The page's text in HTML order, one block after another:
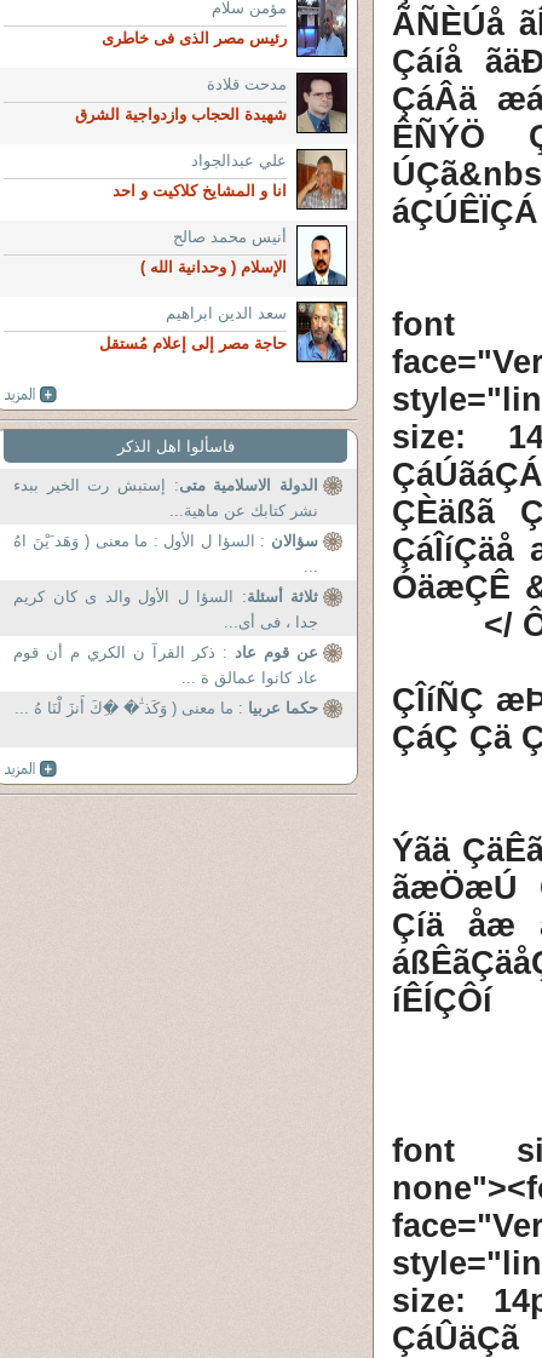
ÃÑÈÚå
Çáíå
ÇáÂä
ÊÑÝÖ
<font
size:
ÇÈäßã
ÇáÎíÇäå
ÓäæÇÊ
ÇÎíÑÇ
ÇáÇ Çä
Ýãä
ãæÖæÚ
Çíä åæ
íÊÍÇÔí
<font
size:
مؤمن سلام
رئيس مصر الذى فى خاطرى
مدحت قلادة
شهيدة الحجاب وازدواجية الشرق
علي عبدالجواد
انا و المشايخ كلاكيت و احد
أنيس محمد صالح
الإسلام ( وحدانية الله )
سعد الدين ابراهيم
حاجة مصر إلى إعلام مُستقل
فاسألوا اهل الذكر
الدولة الاسلامية متى: إستبش رت الخير ببدء
نشر كتابك عن ماهية...
سؤالان : السؤا ل الأول : ما معنى ( وَهَد َيْنَ اهُ
...
ثلاثة أسئلة: السؤا ل الأول والد ى كان كريم
جدا ، فى أى...
عن قوم عاد : ذكر القرآ ن الكري م أن قوم
عاد كانوا عمالق ة ...
حكما عربيا : ما معنى ( وَكَذ َٰ� �ِكَ أَنزَ لْنَا هُ ...